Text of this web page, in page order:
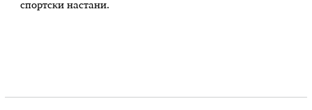
спортски настани.